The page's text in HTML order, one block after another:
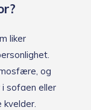
liker
og
sofaen eller
kvelder.